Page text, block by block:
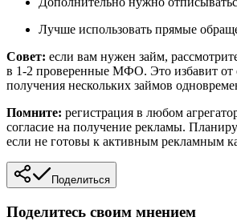
Лучше использовать прямые
Совет: если вам нужен займ,
в 1-2 проверенные МФО. Это избавит от
получения нескольких займов
Помните: регистрация в любом
согласие на получение рекламы.
если не готовы к активным рекламным
Поделиться
Поделитесь своим мнением